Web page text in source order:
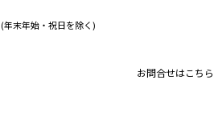
お問合せはこちら
(年末年始・祝日を除く)